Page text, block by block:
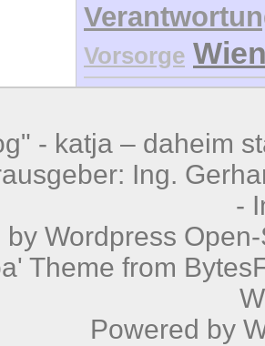
Vorsorge
- katja – daheim
Ing.
-
by Wordpress
Theme from
Powered by